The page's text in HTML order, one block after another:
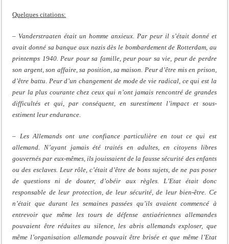
Quelques citations:
– Vanderstraaten était un homme anxieux. Par peur il s’était donné et
avait donné sa banque aux nazis dès le bombardement de Rotterdam, au
printemps 1940. Peur pour sa famille, peur pour sa vie, peur de perdre
son argent, son affaire, sa position, sa maison. Peur d’être mis en prison,
d’être battu. Peur d’un changement de mode de vie radical, ce qui est la
peur la plus courante chez ceux qui n’ont jamais rencontré de grandes
difficultés et qui, par conséquent, en surestiment l’impact et sous-
estiment leur endurance.
– Les Allemands ont une confiance particulière en tout ce qui est
allemand. N’ayant jamais été traités en adultes, en citoyens libres
gouvernés par eux-mêmes, ils jouissaient de la fausse sécurité des enfants
ou des esclaves. Leur rôle, c’était d’être de bons sujets, de ne pas poser
de questions ni de douter, d’obéir aux règles. L’Etat était donc
responsable de leur protection, de leur sécurité, de leur bien-être. Ce
n’était que durant les semaines passées qu’ils avaient commencé à
entrevoir que même les tours de défense antiaériennes allemandes
pouvaient être réduites au silence, les abris allemands exploser, que
même l’organisation allemande pouvait être brisée et que même l’Etat